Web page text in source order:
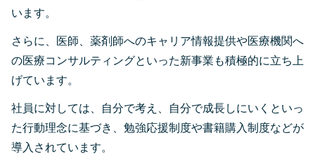
います。
さらに、医師、薬剤師へのキャリア情報提供や医療機関へ
の医療コンサルティングといった新事業も積極的に立ち上
げています。
社員に対しては、自分で考え、自分で成長しにいくといっ
た行動理念に基づき、勉強応援制度や書籍購入制度などが
導入されています。